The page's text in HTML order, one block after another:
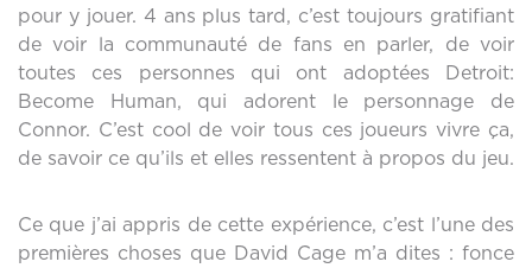
pour y jouer. 4 ans plus tard, c’est toujours gratifiant
de voir la communauté de fans en parler, de voir
toutes ces personnes qui ont adoptées Detroit:
Become Human, qui adorent le personnage de
Connor. C’est cool de voir tous ces joueurs vivre ça,
de savoir ce qu’ils et elles ressentent à propos du jeu.
Ce que j’ai appris de cette expérience, c’est l’une des
premières choses que David Cage m’a dites : fonce